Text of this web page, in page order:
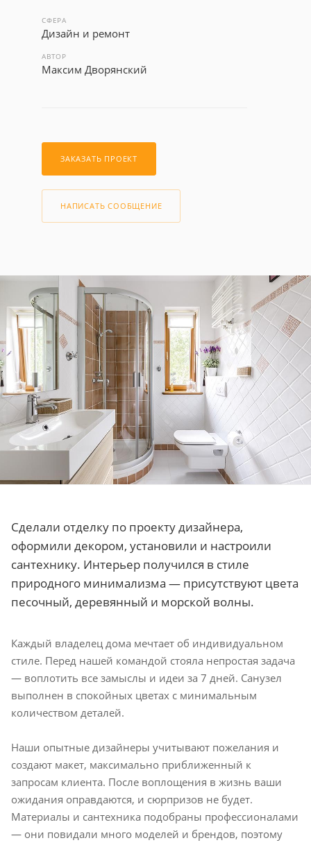
СФЕРА
Дизайн и ремонт
АВТОР
Максим Дворянский
ЗАКАЗАТЬ ПРОЕКТ
НАПИСАТЬ СООБЩЕНИЕ
Сделали отделку по проекту дизайнера,
оформили декором, установили и настроили
сантехнику. Интерьер получился в стиле
природного минимализма — присутствуют цвета
песочный, деревянный и морской волны.
Каждый владелец дома мечтает об индивидуальном
стиле. Перед нашей командой стояла непростая задача
— воплотить все замыслы и идеи за 7 дней. Санузел
выполнен в спокойных цветах с минимальным
количеством деталей.
Наши опытные дизайнеры учитывают пожелания и
создают макет, максимально приближенный к
запросам клиента. После воплощения в жизнь ваши
ожидания оправдаются, и сюрпризов не будет.
Материалы и сантехника подобраны профессионалами
— они повидали много моделей и брендов, поэтому